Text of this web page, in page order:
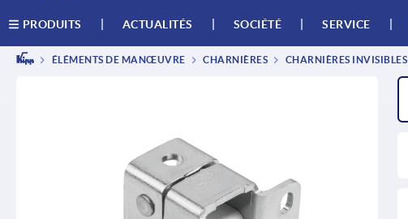
PRODUITS ACTUALITÉS SOCIÉTÉ SERVICE
ÉLÉMENTS DE MANŒUVRE CHARNIÈRES CHARNIÈRES INVISIBLES